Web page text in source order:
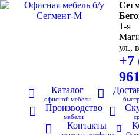
1-я
ул.,
+7
Каталог
офисной мебели
Производство
мебели
Контакты